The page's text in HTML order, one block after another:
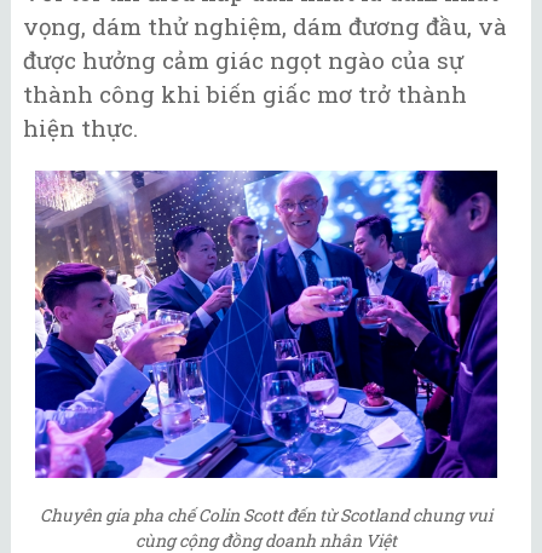
vọng, dám thử nghiệm, dám đương đầu, và
được hưởng cảm giác ngọt ngào của sự
thành công khi biến giấc mơ trở thành
hiện thực.
Chuyên gia pha chế Colin Scott đến từ Scotland chung vui
cùng cộng đồng doanh nhân Việt